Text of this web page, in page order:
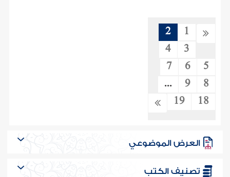
1
2
3
4
5
6
7
8
9
...
18
19
العرض الموضوعي
تصنيف الكتب